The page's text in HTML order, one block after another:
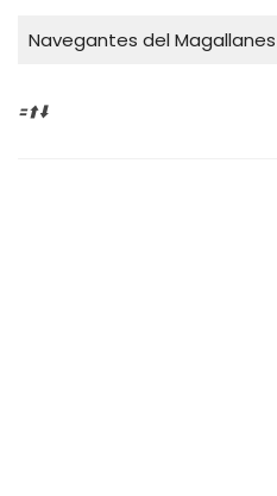
Navegantes del Magallanes
🟰⬆️⬇️